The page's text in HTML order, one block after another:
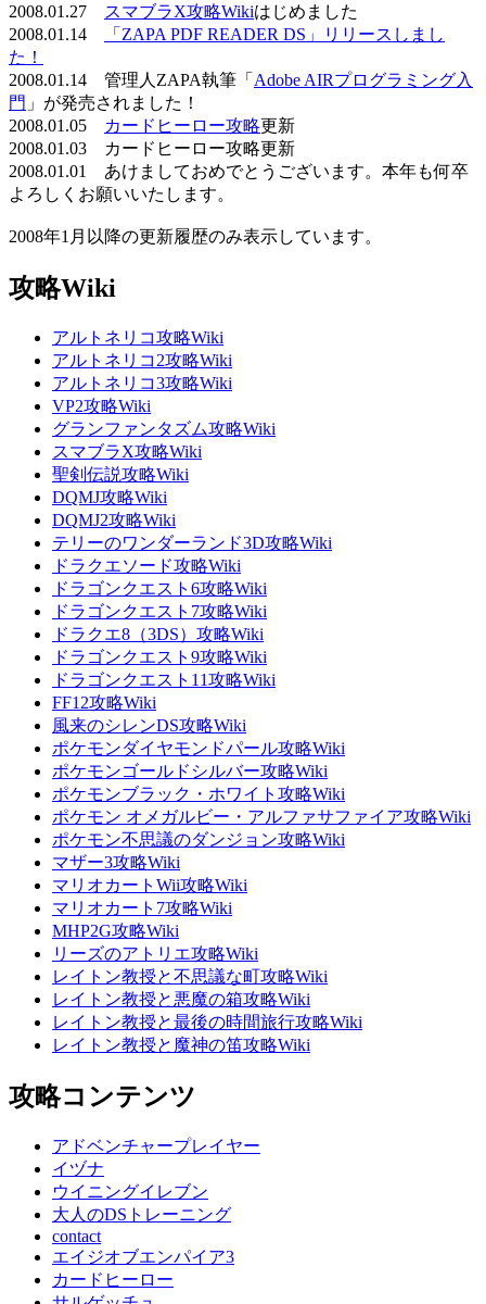
2008.01.27
スマブラX攻略Wikiはじめました
2008.01.14
「ZAPA PDF READER DS」リリースしまし
た！
2008.01.14 管理人ZAPA執筆「 Adobe AIRプログラミング入
門 」が発売されました！
2008.01.05
カードヒーロー攻略更新
2008.01.03 カードヒーロー攻略更新
2008.01.01 あけましておめでとうございます。本年も何卒
よろしくお願いいたします。
2008年1月以降の更新履歴のみ表示しています。
攻略Wiki
アルトネリコ攻略Wiki
アルトネリコ2攻略Wiki
アルトネリコ3攻略Wiki
VP2攻略Wiki
グランファンタズム攻略Wiki
スマブラX攻略Wiki
聖剣伝説攻略Wiki
DQMJ攻略Wiki
DQMJ2攻略Wiki
テリーのワンダーランド3D攻略Wiki
ドラクエソード攻略Wiki
ドラゴンクエスト6攻略Wiki
ドラゴンクエスト7攻略Wiki
ドラクエ8（3DS）攻略Wiki
ドラゴンクエスト9攻略Wiki
ドラゴンクエスト11攻略Wiki
FF12攻略Wiki
風来のシレンDS攻略Wiki
ポケモンダイヤモンドパール攻略Wiki
ポケモンゴールドシルバー攻略Wiki
ポケモンブラック・ホワイト攻略Wiki
ポケモン オメガルビー・アルファサファイア攻略Wiki
ポケモン不思議のダンジョン攻略Wiki
マザー3攻略Wiki
マリオカートWii攻略Wiki
マリオカート7攻略Wiki
MHP2G攻略Wiki
リーズのアトリエ攻略Wiki
レイトン教授と不思議な町攻略Wiki
レイトン教授と悪魔の箱攻略Wiki
レイトン教授と最後の時間旅行攻略Wiki
レイトン教授と魔神の笛攻略Wiki
攻略コンテンツ
アドベンチャープレイヤー
イヅナ
ウイニングイレブン
大人のDSトレーニング
contact
エイジオブエンパイア3
カードヒーロー